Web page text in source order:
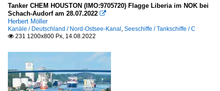
Tanker CHEM HOUSTON (IMO:9705720) Flagge Liberia im NOK bei
Schach-Audorf am 28.07.2022 
Herbert Möller
Kanäle / Deutschland / Nord-Ostsee-Kanal, Seeschiffe / Tankschiffe / C
 231 1200x800 Px, 14.08.2022